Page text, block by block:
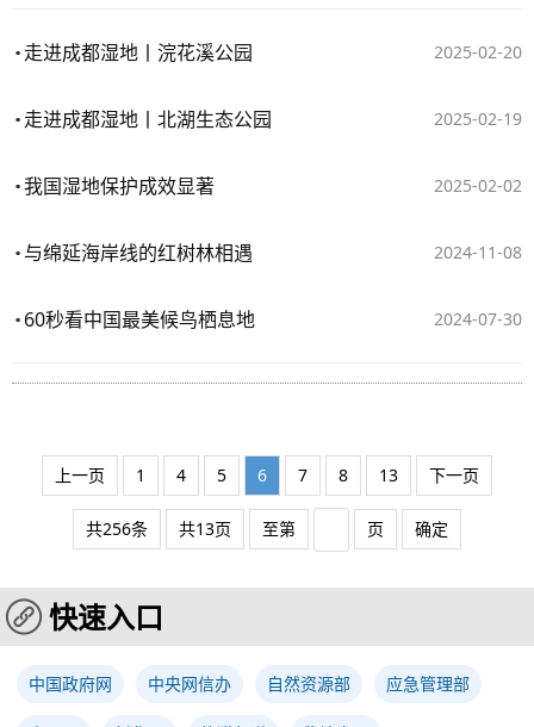
2025-02-20
走进成都湿地丨浣花溪公园
2025-02-19
走进成都湿地丨北湖生态公园
2025-02-02
我国湿地保护成效显著
2024-11-08
与绵延海岸线的红树林相遇
2024-07-30
60秒看中国最美候鸟栖息地
上一页 1 4 5 6 7 8 13 下一页
共256条 共13页 至第 页 确定
快速入口
中国政府网 中央网信办 自然资源部 应急管理部